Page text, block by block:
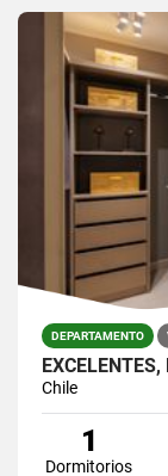
DEPARTAMENTO
Chile
1
Dormitorios